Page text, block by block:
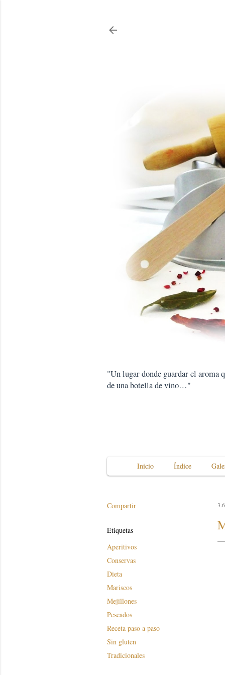
"Un lugar donde guardar el aroma
de una botella de vino…"
Inicio Índice
Compartir
Etiquetas
Aperitivos
Conservas
Dieta
Mariscos
Mejillones
Pescados
Receta paso a paso
Sin gluten
Tradicionales